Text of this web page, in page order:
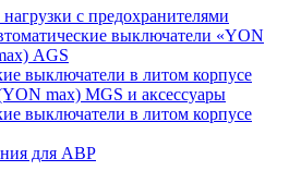
с предохранителями
выключатели «YON
AGS
выключатели в литом корпусе
max) MGS и аксессуары
выключатели в литом корпусе
для АВР